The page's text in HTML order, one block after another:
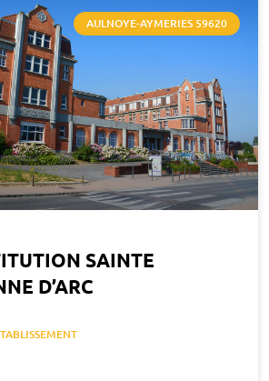
AULNOYE-AYMERIES 59620
SAINTE
D’ARC